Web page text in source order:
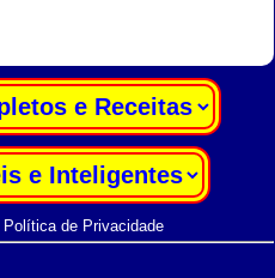
Política de Privacidade